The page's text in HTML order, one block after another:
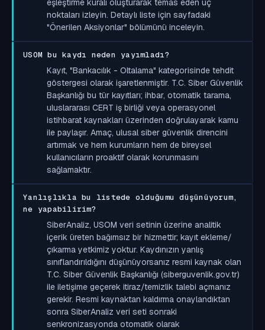
noktaları izleyin. Detaylı liste için sayfadaki
"Önerilen Aksiyonlar" bölümünü inceleyin.
USOM bu kaydı neden yayımladı?
Kayıt, "Bankacılık - Oltalama" kategorisinde tehdit
göstergesi olarak işaretlenmiştir. T.C. Siber Güvenlik
Başkanlığı bu tür kayıtları; ihbar, otomatik tarama,
uluslararası CERT iş birliği veya operasyonel
istihbarat kaynakları üzerinden doğrulayarak kamu
ile paylaşır. Amaç, ulusal siber güvenlik direncini
artırmak ve hem kurumların hem de bireysel
kullanıcıların proaktif olarak korunmasını
sağlamaktır.
Yanlışlıkla bu listede olduğumu düşünüyorum,
ne yapabilirim?
SiberAnaliz, USOM veri setinin üzerine analitik
içerik üreten bağımsız bir hizmettir; kayıt ekleme/
çıkarma yetkimiz yoktur. Kaydınızın yanlış
sınıflandırıldığını düşünüyorsanız resmi kaynak olan
T.C. Siber Güvenlik Başkanlığı (siberguvenlik.gov.tr)
ile iletişime geçerek itiraz/temizlik talebi açmanız
gerekir. Resmi kaynaktan kaldırma onaylandıktan
sonra SiberAnaliz veri seti sonraki
senkronizasyonda otomatik olarak